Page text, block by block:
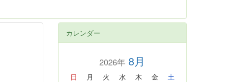
カレンダー
2026年 8月
日 月 火 水 木 金 土